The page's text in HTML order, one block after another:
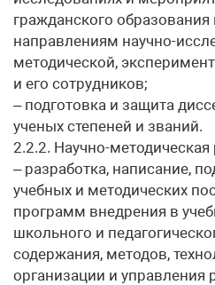
гражданского образования
направлениям научно-
методической,
и его сотрудников;
– подготовка и защита
ученых степеней и званий.
2.2.2. Научно-методическая
– разработка, написание,
учебных и методических
программ внедрения в
школьного и
содержания, методов,
организации и управления